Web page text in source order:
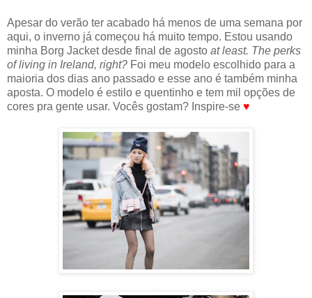
Apesar do verão ter acabado há menos de uma semana por
aqui, o inverno já começou há muito tempo. Estou usando
minha Borg Jacket desde final de agosto at least. The perks
of living in Ireland, right? Foi meu modelo escolhido para a
maioria dos dias ano passado e esse ano é também minha
aposta. O modelo é estilo e quentinho e tem mil opções de
cores pra gente usar. Vocês gostam? Inspire-se ♥